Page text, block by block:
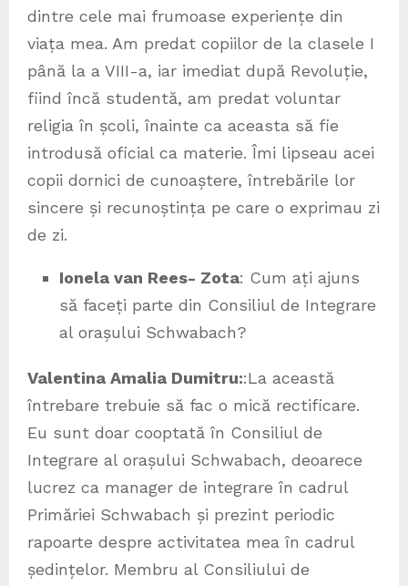
dintre cele mai frumoase experiențe din
viața mea. Am predat copiilor de la clasele I
până la a VIII-a, iar imediat după Revoluție,
fiind încă studentă, am predat voluntar
religia în școli, înainte ca aceasta să fie
introdusă oficial ca materie. Îmi lipseau acei
copii dornici de cunoaștere, întrebările lor
sincere și recunoștința pe care o exprimau zi
de zi.
Ionela van Rees- Zota: Cum ați ajuns
să faceți parte din Consiliul de Integrare
al orașului Schwabach?
Valentina Amalia Dumitru::La această
întrebare trebuie să fac o mică rectificare.
Eu sunt doar cooptată în Consiliul de
Integrare al orașului Schwabach, deoarece
lucrez ca manager de integrare în cadrul
Primăriei Schwabach și prezint periodic
rapoarte despre activitatea mea în cadrul
ședințelor. Membru al Consiliului de